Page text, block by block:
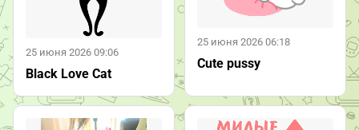
25 июня 2026 09:06
Black Love Cat
25 июня 2026 06:18
Cute pussy